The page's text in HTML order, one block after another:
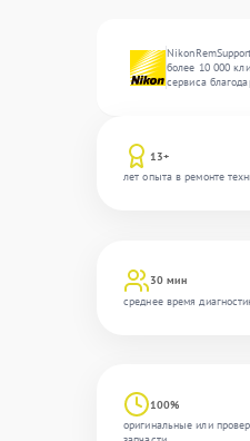
более 10 000
сервиса
13+
лет опыта в ремонте
30 мин
среднее время
100%
оригинальные или